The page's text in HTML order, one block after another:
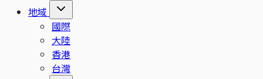
地域
國際
大陸
香港
台灣